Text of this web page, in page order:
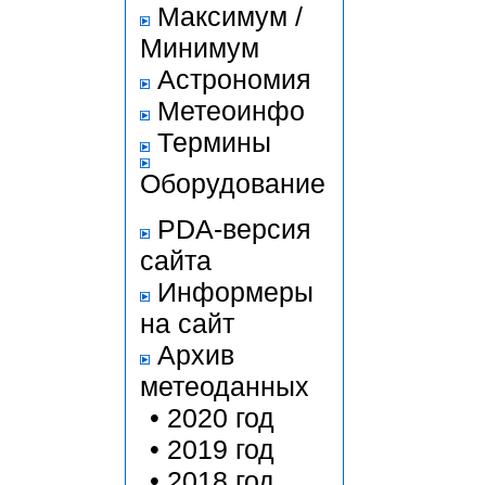
Максимум /
Минимум
Астрономия
Метеоинфо
Термины
Оборудование
PDA-версия
сайта
Информеры
на сайт
Архив
метеоданных
• 2020 год
• 2019 год